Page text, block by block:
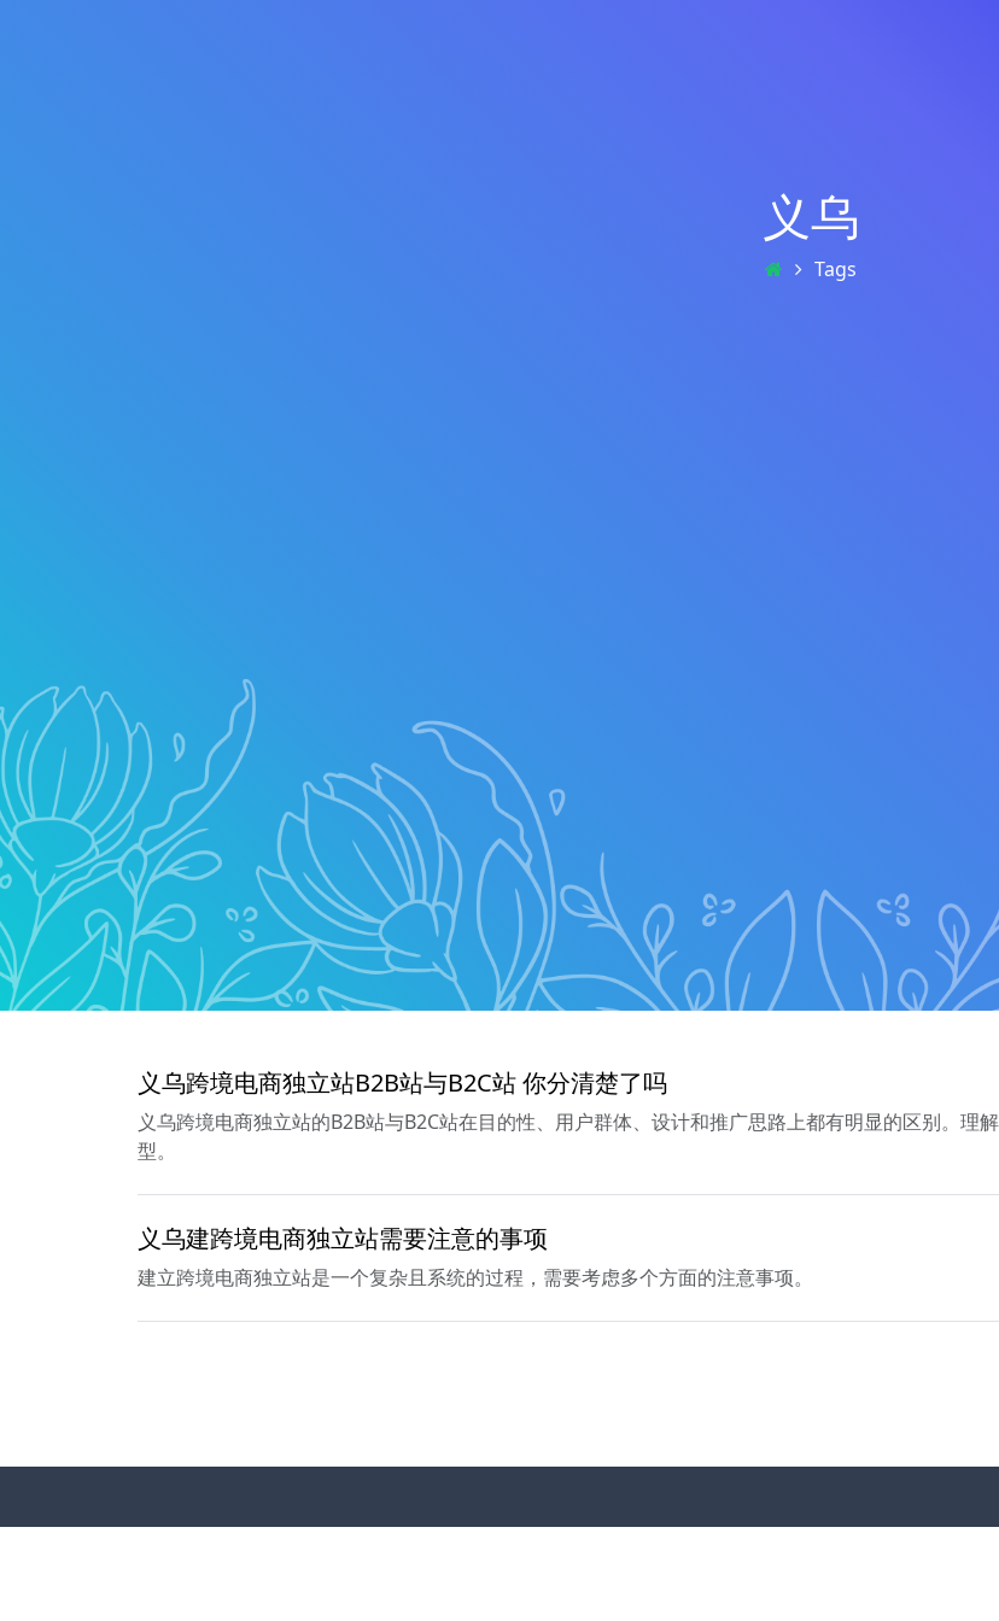
义乌
Tags
义乌跨境电商独立站B2B站与B2C站 你分清楚了吗
义乌跨境电商独立站的B2B站与B2C站在目的性、用户群体、设计和推广思路上都有明显的区别。
型。
义乌建跨境电商独立站需要注意的事项
建立跨境电商独立站是一个复杂且系统的过程，需要考虑多个方面的注意事项。
栏目导航 服务项目